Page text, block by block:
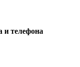
и телефона